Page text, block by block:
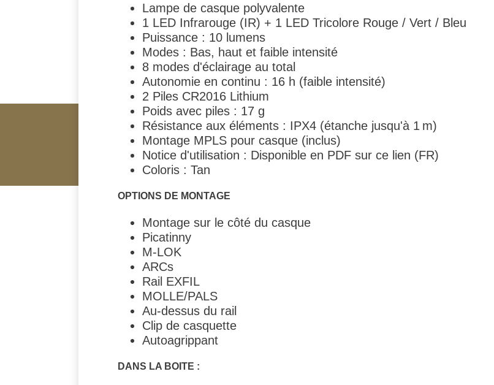
Lampe de casque polyvalente
1 LED Infrarouge (IR) + 1 LED Tricolore Rouge / Vert / Bleu
Puissance : 10 lumens
Modes : Bas, haut et faible intensité
8 modes d'éclairage au total
Autonomie en continu : 16 h (faible intensité)
2 Piles CR2016 Lithium
Poids avec piles : 17 g
Résistance aux éléments : IPX4 (étanche jusqu'à 1 m)
Montage MPLS pour casque (inclus)
Notice d'utilisation : Disponible en PDF sur ce lien (FR)
Coloris : Tan
OPTIONS DE MONTAGE
Montage sur le côté du casque
Picatinny
M-LOK
ARCs
Rail EXFIL
MOLLE/PALS
Au-dessus du rail
Clip de casquette
Autoagrippant
DANS LA BOITE :